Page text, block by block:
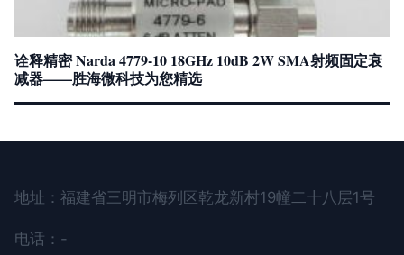
诠释精密 Narda 4779-10 18GHz 10dB 2W SMA射频固定衰
减器——胜海微科技为您精选
地址：福建省三明市梅列区乾龙新村19幢二十八层1号
电话：-